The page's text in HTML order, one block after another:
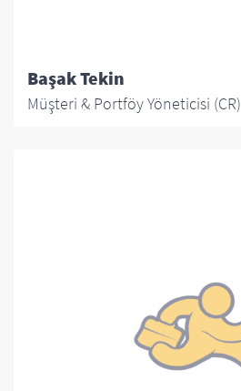
Başak Tekin
Müşteri & Portföy Yöneticisi (CR)